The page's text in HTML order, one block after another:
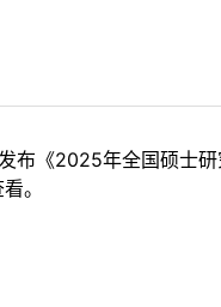
布《2025年全国硕士
。